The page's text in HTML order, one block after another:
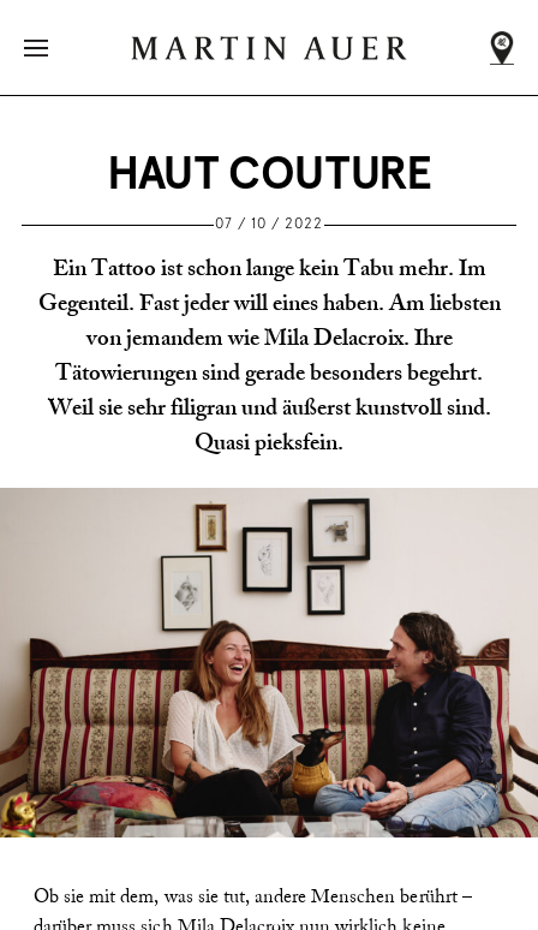
MARTIN AUER
werden
geladen
...
ALLE FILIALEN
HAUT COUTURE
07 / 10 / 2022
Ein Tattoo ist schon lange kein Tabu mehr. Im
Gegenteil. Fast jeder will eines haben. Am liebsten
von jemandem wie Mila Delacroix. Ihre
Tätowierungen sind gerade besonders begehrt.
Weil sie sehr filigran und äußerst kunstvoll sind.
Quasi pieksfein.
Ob sie mit dem, was sie tut, andere Menschen berührt –